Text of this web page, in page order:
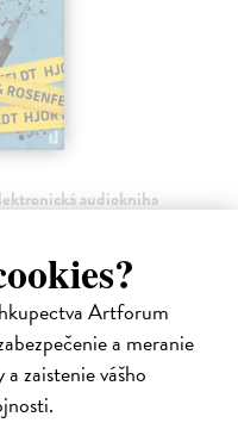
Artforum
a meranie
zaistenie vášho
audiokniha